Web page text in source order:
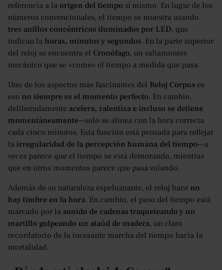
referencia a la origen del tiempo sí mismo. En lugar de los
números convencionales, el tiempo se muestra usando
tres anillos concéntricos iluminados por LED, que
indican la horas, minutos y segundos. En la parte superior
del reloj se encuentra el Cronófago, un saltamontes
mecánico que se «come» el tiempo a medida que pasa.
Uno de los aspectos más fascinantes del Reloj Corpus es
eso no siempre es el momento perfecto. En cambio,
deliberadamente acelera, ralentiza e incluso se detiene
momentáneamente—solo se alinea con la hora correcta
cada cinco minutos. Esta función está pensada para reflejar
la irregularidad de la percepción humana del tiempo—a
veces parece que el tiempo se está demorando, mientras
que en otros momentos parece que pasa volando.
Además de su naturaleza espeluznante, el reloj hace no
hay timbre en la hora. En cambio, el paso del tiempo está
marcado por la sonido de cadenas traqueteando y un
martillo golpeando un ataúd de madera, un claro
recordatorio de la incesante marcha del tiempo hacia la
mortalidad.